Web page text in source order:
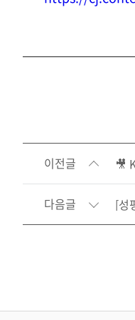
이전글 🎥
다음글 [성